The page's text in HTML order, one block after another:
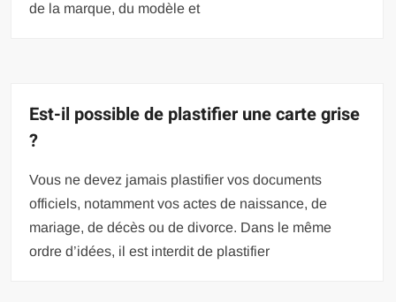
de la marque, du modèle et
Est-il possible de plastifier une carte grise
?
Vous ne devez jamais plastifier vos documents
officiels, notamment vos actes de naissance, de
mariage, de décès ou de divorce. Dans le même
ordre d’idées, il est interdit de plastifier